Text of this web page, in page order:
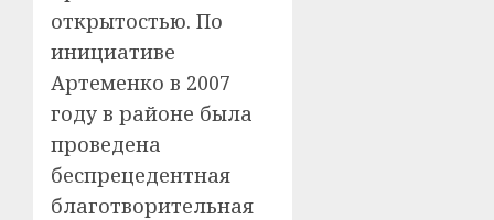
открытостью. По
инициативе
Артеменко в 2007
году в районе была
проведена
беспрецедентная
благотворительная